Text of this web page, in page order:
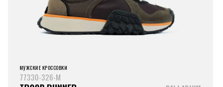
МУЖСКИЕ КРОССОВКИ
77330-326-M